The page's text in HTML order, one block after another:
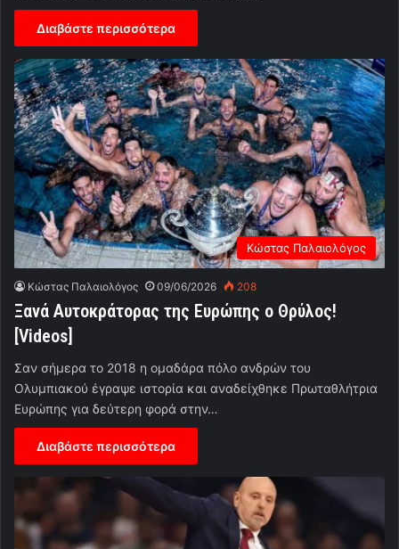
Διαβάστε περισσότερα
Κώστας Παλαιολόγος
Κώστας Παλαιολόγος 09/06/2026 208
Ξανά Αυτοκράτορας της Ευρώπης ο Θρύλος!
[Videos]
Σαν σήμερα το 2018 η ομαδάρα πόλο ανδρών του
Ολυμπιακού έγραψε ιστορία και αναδείχθηκε Πρωταθλήτρια
Ευρώπης για δεύτερη φορά στην…
Διαβάστε περισσότερα